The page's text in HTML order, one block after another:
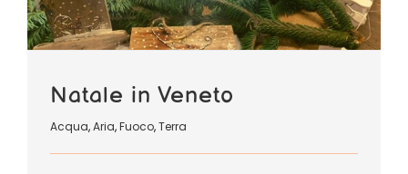
Natale in Veneto
Acqua,Aria,Fuoco,Terra